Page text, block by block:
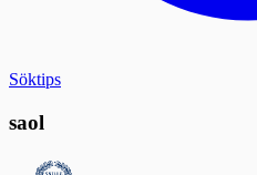
Söktips
saol